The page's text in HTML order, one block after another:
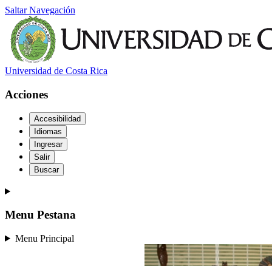
Saltar Navegación
Universidad de Costa Rica
Acciones
Accesibilidad
Idiomas
Ingresar
Salir
Buscar
Menu Pestana
Menu Principal